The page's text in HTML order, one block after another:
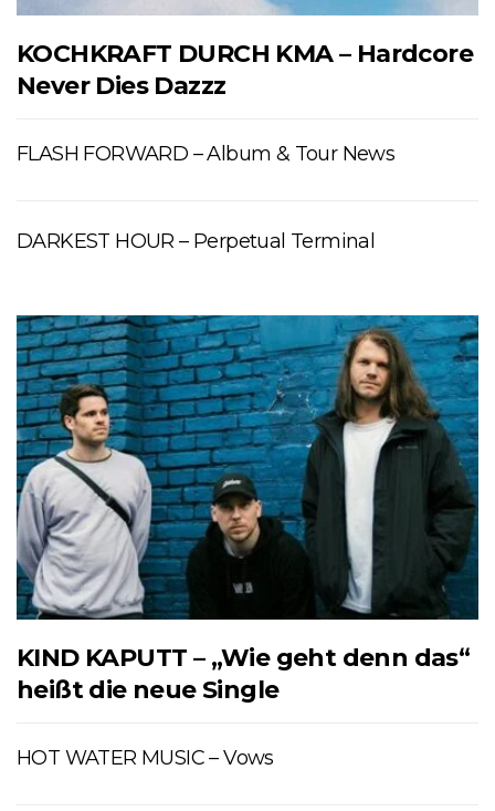
KOCHKRAFT DURCH KMA – Hardcore
Never Dies Dazzz
FLASH FORWARD – Album & Tour News
DARKEST HOUR – Perpetual Terminal
KIND KAPUTT – „Wie geht denn das“
heißt die neue Single
HOT WATER MUSIC – Vows